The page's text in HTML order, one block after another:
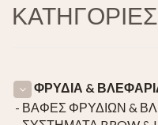
ΚΑΤΗΓΟΡΙΕΣ
ΦΡΥΔΙΑ &
- ΒΑΦΕΣ ΦΡΥΔΙΩΝ &